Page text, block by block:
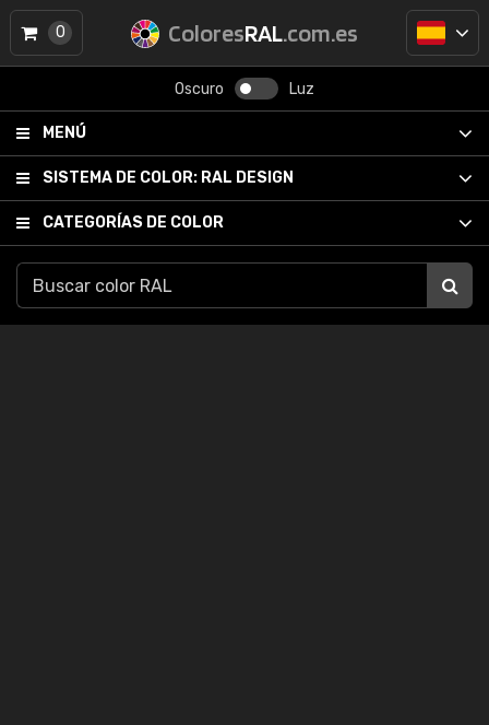
ColoresRAL.com.es
Oscuro Luz
MENÚ
SISTEMA DE COLOR: RAL DESIGN
CATEGORÍAS DE COLOR
0